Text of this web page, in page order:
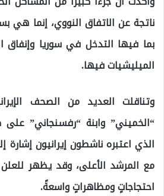
ناتجة عن الاتفاق النووي، إنما هي
بما فيها التدخل في سوريا وإنفاق
الميليشيات فيها.
وتناقلت العديد من الصحف
“الخميني” وابنة “رفسنجاني” على
الذي اعتبره ناشطون إيرانيون
مع المرشد الأعلى، وقد يظهر
احتجاجاتٍ ومظاهراتٍ واسعةً.